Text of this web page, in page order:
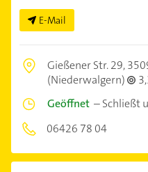
E-Mail
Gießener Str. 29,
(Niederwalgern)
Geöffnet –Schließt
06426 78 04